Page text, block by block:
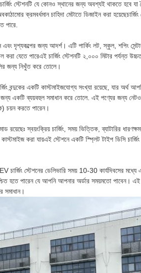
স্টেশনটি যে কোনও স্থানের জন্য অবশ্যই থাকতে হবে যা
ক্রমবর্ধমান চাহিদা মেটাতে ডিজাইন করা
পারে.
এবং দৃশ্যকল্পের জন্য আদর্শ। এটি পার্কিং লট, স্কুল, শপিং
যেতে পারেএই চার্জিং স্টেশনটি ২,০০০ মিটার পর্যন্ত
জন্য নিখুঁত করে তোলে।
বন্দুকের একটি কাস্টমাইজযোগ্য সংখ্যা রয়েছে, যার অর্থ
একটি ব্যয়বহুল সমাধান করে তোলে. এই পণ্যের জন্য
চয়ন করতে পারেন।
রয়েছেঃ স্বয়ংক্রিয় চার্জিং, সময় ভিত্তিক, ব্যাটারির
কাস্টমাইজ করা যায়এই স্টেশনে একটি স্প্লিট টাইপ ডিসি
ডেলিভারি সময় 10-30 কার্যদিবসের মধ্যে
হতে পারেন যে আপনি আপনার অর্ডার সময়মতো পাবেন। এই
সমাধান।